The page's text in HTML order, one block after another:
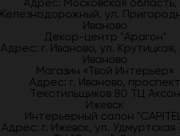
ул.
Иваново
Декор-центр "Арагон"
Адрес: г. Иваново, ул. Крутицкая,
Иваново
Магазин «Твой Интерьер»
Адрес: г. Иваново, проспект
Текстильщиков 80 ТЦ Аксон
Ижевск
Интерьерный салон
Адрес: г. Ижевск, ул. Удмуртская